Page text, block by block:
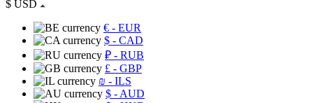
$ USD
€ - EUR
$ - CAD
₽ - RUB
£ - GBP
₪ - ILS
$ - AUD